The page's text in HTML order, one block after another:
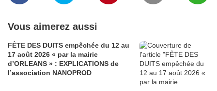
Vous aimerez aussi
FÊTE DES DUITS empêchée du 12 au
17 août 2026 « par la mairie
d’ORLEANS » : EXPLICATIONS de
l’association NANOPROD